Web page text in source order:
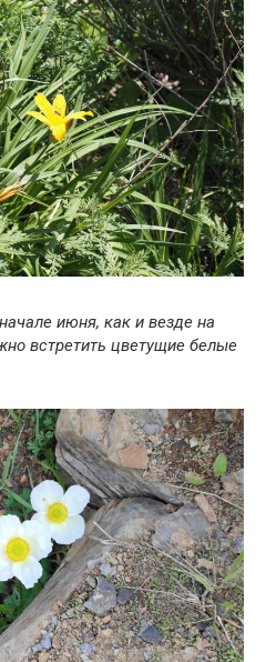
июня, как и везде на
встретить цветущие белые